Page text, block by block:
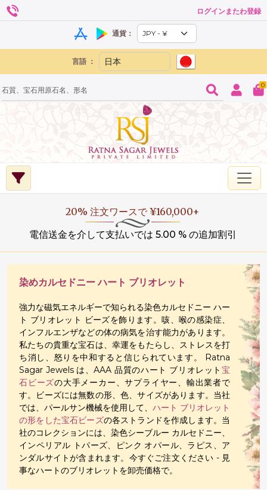
ログインまたわ登録
通貨：
言語 ：
0
20% 注文ワースで ¥160,000+
電信送金を介して支払いでは 5.00 % の追加割引
染めカルセドニー ハート ブリオレット
強力な磁気エネルギーで知られる染色カルセドニー ハー
ト ブリオレット ビーズを飾ります。咳、喉の感染症、
インフルエンザなどの体の病気を治す能力があります。
私たちの貴重な宝石は、幸運をもたらし、ストレスを打
ち消し、怒りを中和すると信じられています。 Ratna
Sagar Jewels は、AAA 品質のハート ブリオレット 宝
石ビーズの大手メーカー、サプライヤー、輸出業者で
す。ビーズには無数の形、色、サイズがあります。当社
では、パールサン機械を使用して、 ハート ブリオレット
の形をした宝石ビーズの各ストランドを作成します。当
社のコレクションには、染色シーブルー カルセドニー、
インペリアル トパーズ、ピンク オパール、ラピス、ア
ンダルサイトが含まれます。今すぐご注文ください - 見
事なハートのブリオレットを卸売価格で。